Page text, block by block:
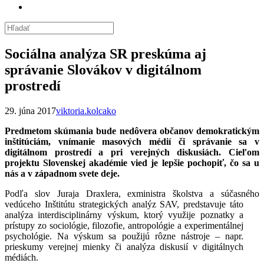
Sociálna analýza SR preskúma aj
správanie Slovákov v digitálnom
prostredí
29. júna 2017viktoria.kolcako
Predmetom skúmania bude nedôvera občanov demokratickým
inštitúciám, vnímanie masových médií či správanie sa v
digitálnom prostredí a pri verejných diskusiách. Cieľom
projektu Slovenskej akadémie vied je lepšie pochopiť, čo sa u
nás a v západnom svete deje.
Podľa slov Juraja Draxlera, exministra školstva a súčasného
vedúceho Inštitútu strategických analýz SAV,predstavuje táto
analýza interdisciplinárny výskum, ktorý využije poznatky a
prístupy zo sociológie, filozofie, antropológie a experimentálnej
psychológie. Na výskum sa použijú rôzne nástroje – napr.
prieskumy verejnej mienky či analýza diskusií v digitálnych
médiách.